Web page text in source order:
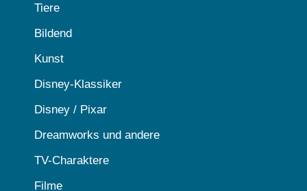
Tiere
Bildend
Kunst
Disney-Klassiker
Disney / Pixar
Dreamworks und andere
TV-Charaktere
Filme